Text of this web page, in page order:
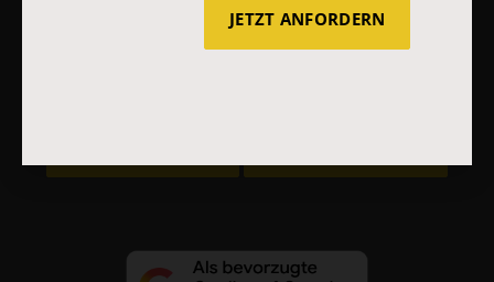
JETZT ANFORDERN